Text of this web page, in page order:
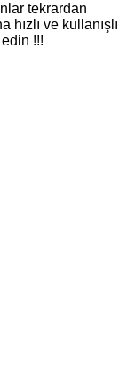
tekrardan
ve kullanışlı
!!!